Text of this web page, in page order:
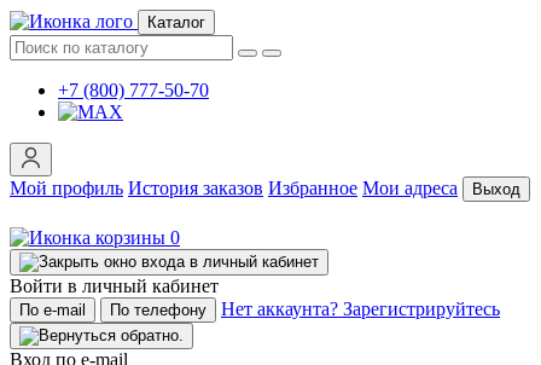
Каталог
+7 (800) 777-50-70
Мой профиль История заказов Избранное Мои адреса Выход
0
Войти в личный кабинет
По e-mail По телефону Нет аккаунта? Зарегистрируйтесь
Вход по e-mail